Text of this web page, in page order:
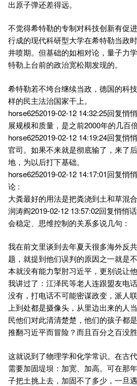
出原子弹还差得远。
不觉得希特勒的专制对科技创新有促
行成的现代科研型大学在希特勒当政
井喷期。但基础的如相对论，量子力
特勒上台前的政治宽松期发现的。
希特勒若不垮台继续当政，德国的科
样的民主法治国家干上。
horse6252019-02-12 14:32:25回复悄
展规模和质量，是之前2000年的几百
horse6252019-02-12 14:19:24回复悄
官司。如果不来就是彻底输了，来了
地，为以后打下基础。
horse6252019-02-12 14:17:01回复悄
论 :
大粪最好的用法是把粪浇到土和草混
润涛阎2019-02-12 13:57:02回复悄悄
会稳定、思维控制的关系多说几句：
我在前文里谈到去年夏天很多海外反
题，就提到他们误判的原因之一就是
本就没有能力掣肘习近平，更别说让
我讲过了：江泽民等老人连跟盟友电
没有，打电话不可能密谋政变，派人
上到处都是摄像头，从里边出来的人
民他们对此清清楚楚，他们的孩子都
推翻习近平而冒险？而且百分之百没
这就说到了物理学和化学常识。在古
需要加固堤坝：加宽、加高。可在那
子把土挑上去，加固不了多少，一旦